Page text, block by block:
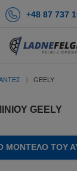
+48 87 737
GEELY
GEELY
ΜΟΝΤΈΛΟ ΤΟΥ